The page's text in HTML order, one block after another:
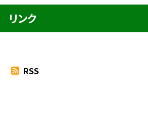
リンク
RSS